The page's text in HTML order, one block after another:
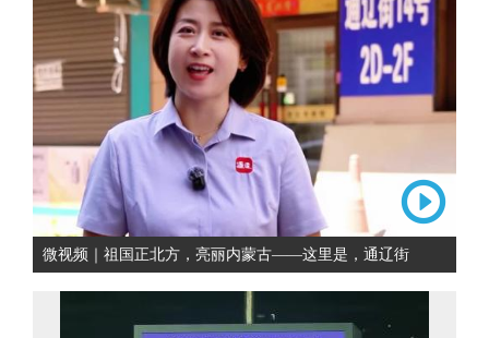
微视频｜祖国正北方，亮丽内蒙古——这里是，通辽街